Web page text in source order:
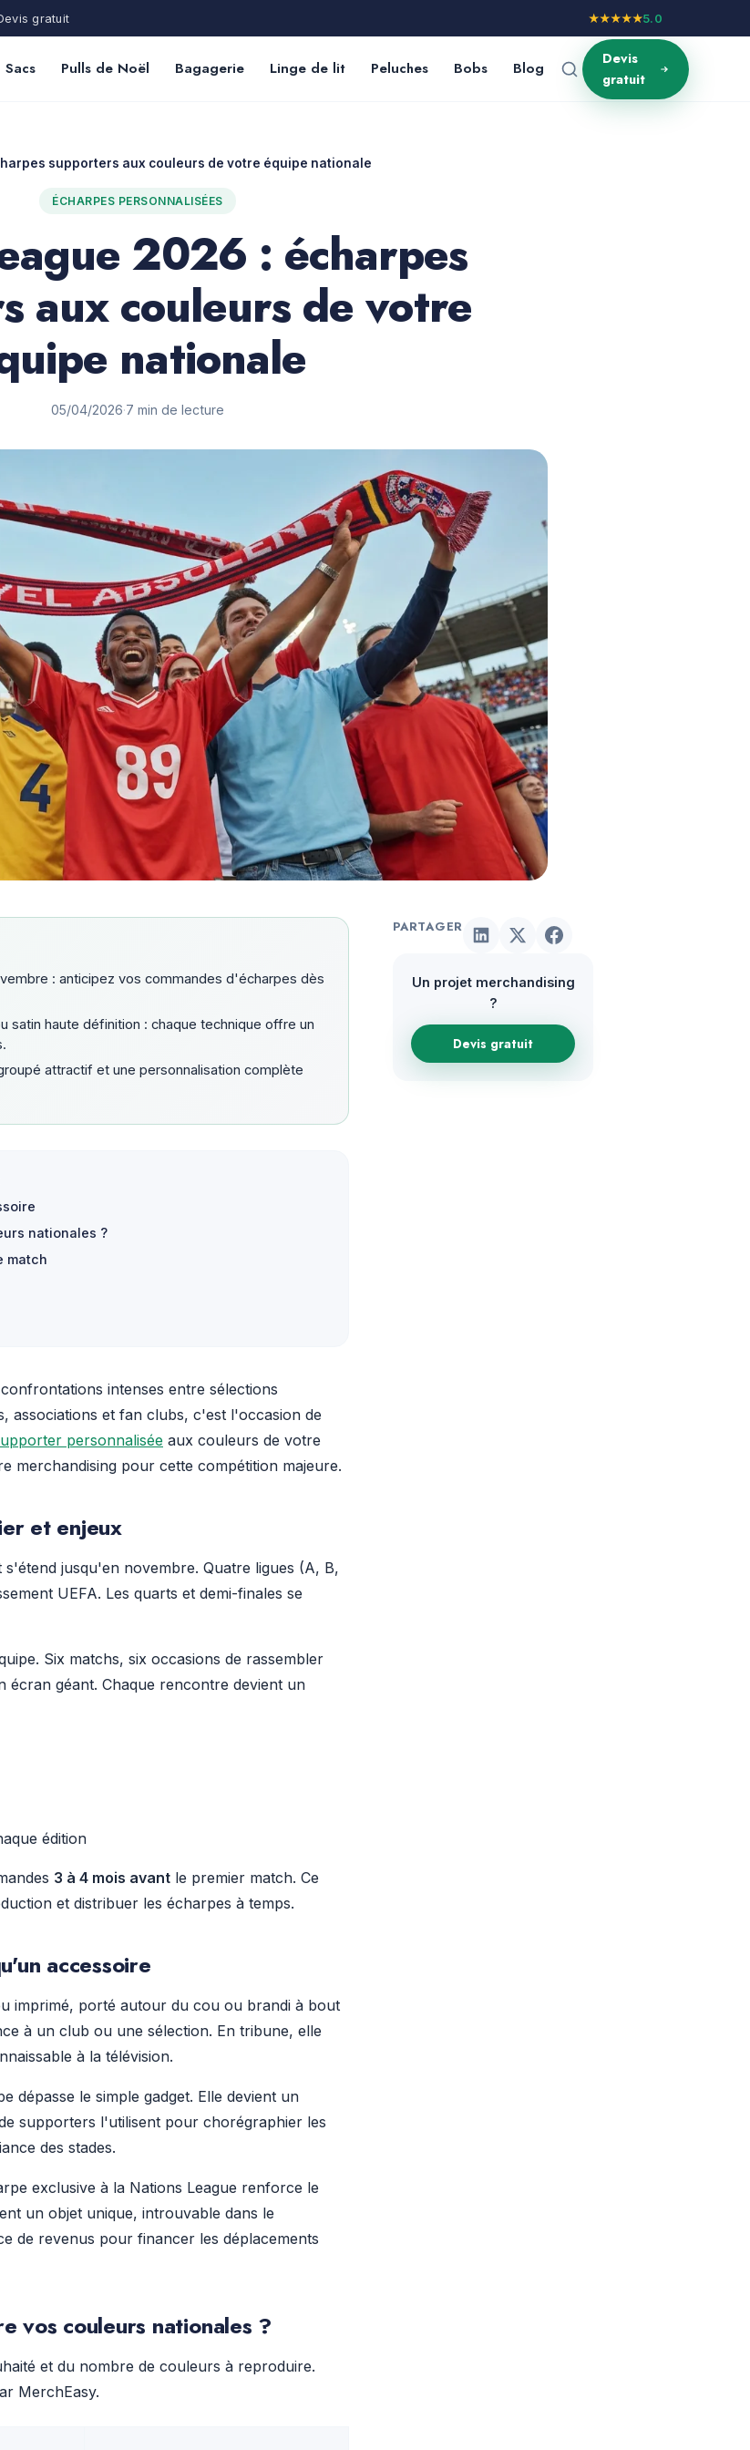
gratuit ★★★★★5.0
Sacs Pulls de Noël Bagagerie Linge de lit Peluches Bobs Blog
Devis
gratuit
supporters aux couleurs de votre équipe nationale
ÉCHARPES PERSONNALISÉES
2026 : écharpes
aux couleurs de votre
nationale
05/04/2026·7 min de lecture
: anticipez vos commandes d'écharpes dès
satin haute définition : chaque technique offre un
attractif et une personnalisation complète
nationales ?
match
intenses entre sélections
associations et fan clubs, c'est l'occasion de
personnalisée aux couleurs de votre
merchandising pour cette compétition majeure.
et enjeux
s'étend jusqu'en novembre. Quatre ligues (A, B,
UEFA. Les quarts et demi-finales se
Six matchs, six occasions de rassembler
géant. Chaque rencontre devient un
édition
3 à 4 mois avant le premier match. Ce
et distribuer les écharpes à temps.
accessoire
imprimé, porté autour du cou ou brandi à bout
à un club ou une sélection. En tribune, elle
à la télévision.
dépasse le simple gadget. Elle devient un
supporters l'utilisent pour chorégraphier les
des stades.
exclusive à la Nations League renforce le
un objet unique, introuvable dans le
de revenus pour financer les déplacements
vos couleurs nationales ?
et du nombre de couleurs à reproduire.
MerchEasy.
PARTAGER
Un projet merchandising
?
Devis gratuit